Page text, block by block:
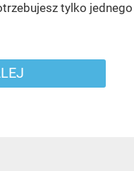
tylko jednego